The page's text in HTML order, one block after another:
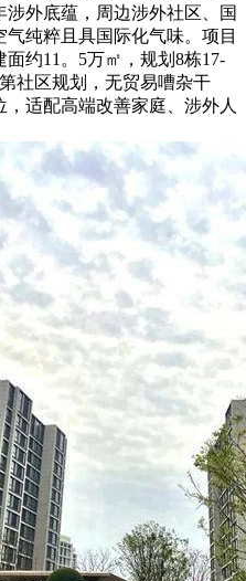
外底蕴，周边涉外社区、国
纯粹且具国际化气味。项目
约11。5万㎡，规划8栋17-
社区规划，无贸易嘈杂干
适配高端改善家庭、涉外人